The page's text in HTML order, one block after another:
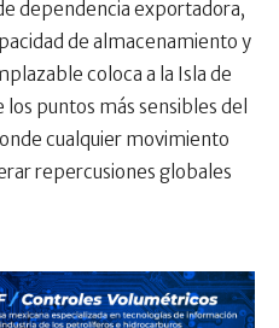
dependencia exportadora,
de almacenamiento y
coloca a la Isla de
puntos más sensibles del
cualquier movimiento
repercusiones globales